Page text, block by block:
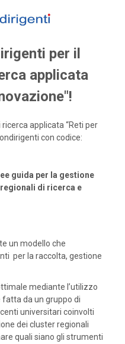
per il
applicata
ricerca applicata “Reti per
con codice:
guida per la gestione
di ricerca e
un modello che
per la raccolta, gestione
mediante l’utilizzo
fatta da un gruppo di
universitari coinvolti
dei cluster regionali
quali siano gli strumenti